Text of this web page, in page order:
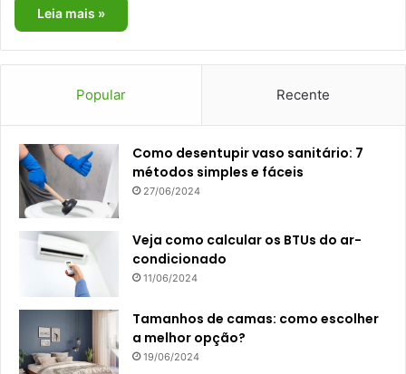
Leia mais »
Popular Recente
Como desentupir vaso sanitário: 7
métodos simples e fáceis
27/06/2024
Veja como calcular os BTUs do ar-
condicionado
11/06/2024
Tamanhos de camas: como escolher
a melhor opção?
19/06/2024